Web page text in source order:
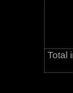
Total